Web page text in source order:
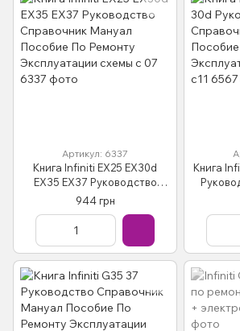
Артикул: 6337
Книга Infiniti EX25 EX30d
EX35 EX37 Руководство
Справочник Мануал
Пособие По Ремонту
Эксплуатации схемы с 07
944 грн
Книга
Мануал